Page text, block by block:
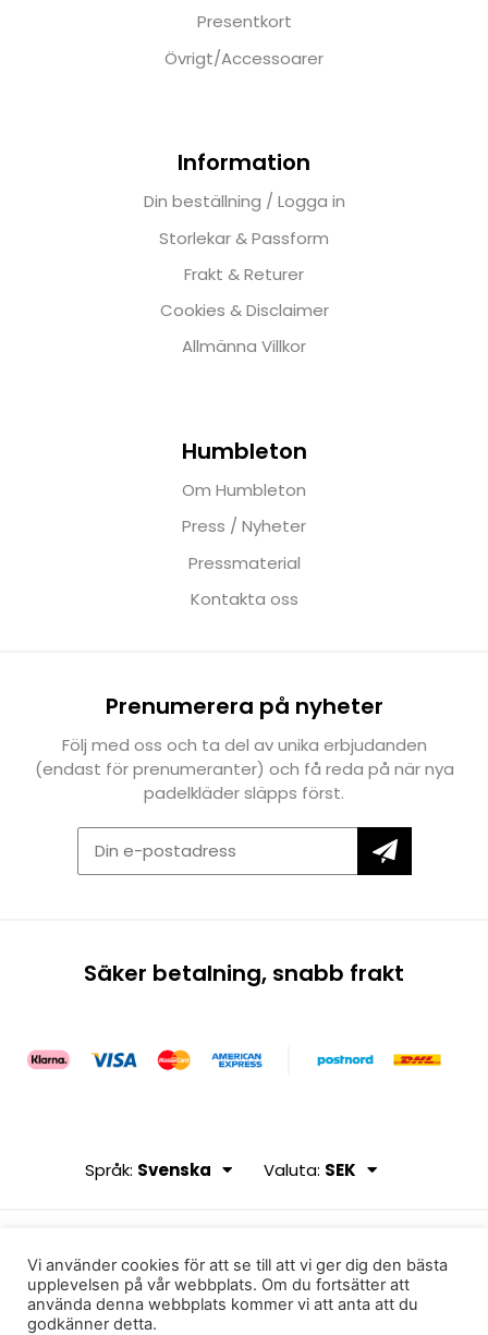
Presentkort
Övrigt/Accessoarer
Information
Din beställning / Logga in
Storlekar & Passform
Frakt & Returer
Cookies & Disclaimer
Allmänna Villkor
Humbleton
Om Humbleton
Press / Nyheter
Pressmaterial
Kontakta oss
Prenumerera på nyheter
Följ med oss och ta del av unika erbjudanden
(endast för prenumeranter) och få reda på när nya
padelkläder släpps först.
Säker betalning, snabb frakt
Språk: Svenska Valuta: SEK
Vi använder cookies för att se till att vi ger dig den bästa
upplevelsen på vår webbplats. Om du fortsätter att
använda denna webbplats kommer vi att anta att du
godkänner detta.